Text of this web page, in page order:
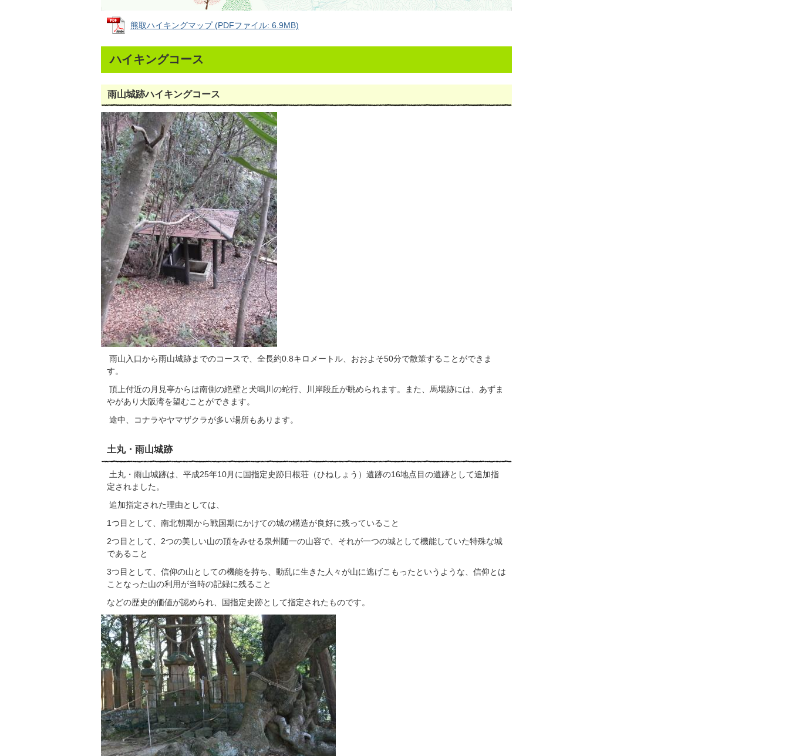
熊取ハイキングマップ (PDFファイル: 6.9MB)
ハイキングコース
雨山城跡ハイキングコース
雨山入口から雨山城跡までのコースで、全長約0.8キロメートル、おおよそ50分で散策することができま
す。
頂上付近の月見亭からは南側の絶壁と犬鳴川の蛇行、川岸段丘が眺められます。また、馬場跡には、あずま
やがあり大阪湾を望むことができます。
途中、コナラやヤマザクラが多い場所もあります。
土丸・雨山城跡
土丸・雨山城跡は、平成25年10月に国指定史跡日根荘（ひねしょう）遺跡の16地点目の遺跡として追加指
定されました。
追加指定された理由としては、
1つ目として、南北朝期から戦国期にかけての城の構造が良好に残っていること
2つ目として、2つの美しい山の頂をみせる泉州随一の山容で、それが一つの城として機能していた特殊な城
であること
3つ目として、信仰の山としての機能を持ち、動乱に生きた人々が山に逃げこもったというような、信仰とは
ことなった山の利用が当時の記録に残ること
などの歴史的価値が認められ、国指定史跡として指定されたものです。